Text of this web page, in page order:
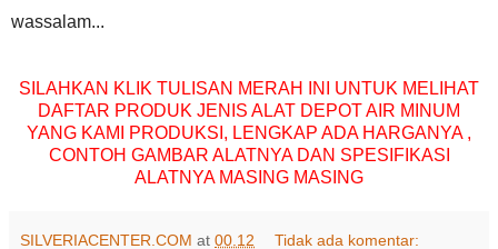
wassalam...
SILAHKAN KLIK TULISAN MERAH INI UNTUK MELIHAT
DAFTAR PRODUK JENIS ALAT DEPOT AIR MINUM
YANG KAMI PRODUKSI, LENGKAP ADA HARGANYA ,
CONTOH GAMBAR ALATNYA DAN SPESIFIKASI
ALATNYA MASING MASING
SILVERIACENTER.COM at 00.12 Tidak ada komentar: